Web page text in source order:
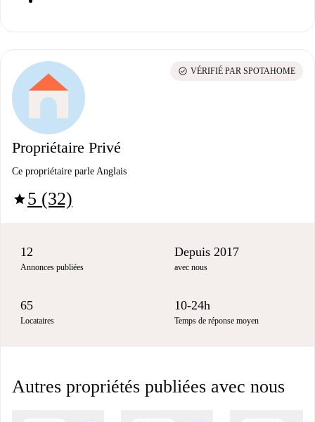
Propriétaire Privé
Ce propriétaire parle Anglais
star5 (32)
check_circle VÉRIFIÉ PAR SPOTAHOME
12
Annonces publiées
Depuis 2017
avec nous
65
Locataires
10-24h
Temps de réponse moyen
Autres propriétés publiées avec nous